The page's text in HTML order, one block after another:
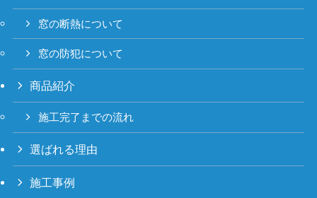
窓の断熱について
窓の防犯について
商品紹介
施工完了までの流れ
選ばれる理由
施工事例